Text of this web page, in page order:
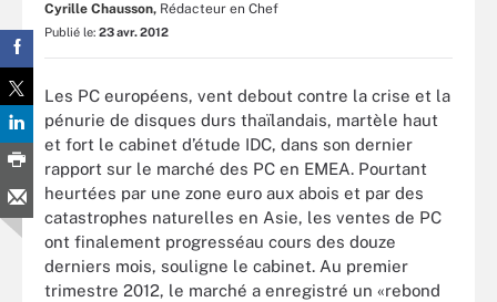
Cyrille Chausson, Rédacteur en Chef
Publié le: 23 avr. 2012
Les PC européens, vent debout contre la crise et la
pénurie de disques durs thaïlandais, martèle haut
et fort le cabinet d’étude IDC, dans son dernier
rapport sur le marché des PC en EMEA. Pourtant
heurtées par une zone euro aux abois et par des
catastrophes naturelles en Asie, les ventes de PC
ont finalement progresséau cours des douze
derniers mois, souligne le cabinet. Au premier
trimestre 2012, le marché a enregistré un «rebond